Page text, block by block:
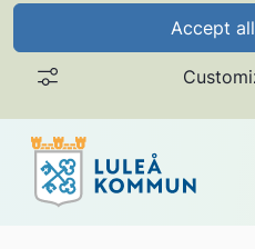
Accept
Gå till